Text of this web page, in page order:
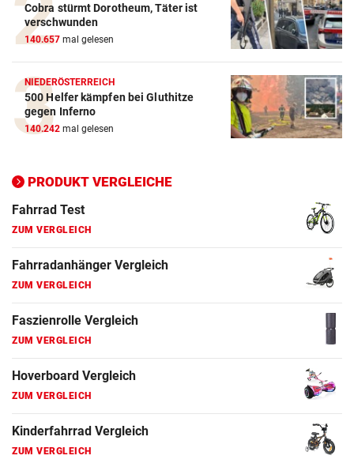
Cobra stürmt Dorotheum, Täter ist
verschwunden
140.657 mal gelesen
NIEDERÖSTERREICH
500 Helfer kämpfen bei Gluthitze
gegen Inferno
140.242 mal gelesen
PRODUKT VERGLEICHE
ZUM VERGLEICH
E-Bike Vergleich
ZUM VERGLEICH
Elektro-Scooter Vergleich
ZUM VERGLEICH
ZUM VERGLEICH
Fahrrad Test
ZUM VERGLEICH
Fahrradanhänger Vergleich
ZUM VERGLEICH
Faszienrolle Vergleich
ZUM VERGLEICH
Hoverboard Vergleich
ZUM VERGLEICH
Kinderfahrrad Vergleich
ZUM VERGLEICH